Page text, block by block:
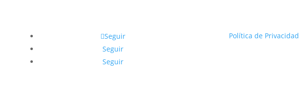
Seguir
Seguir
Seguir
Política de Privacidad